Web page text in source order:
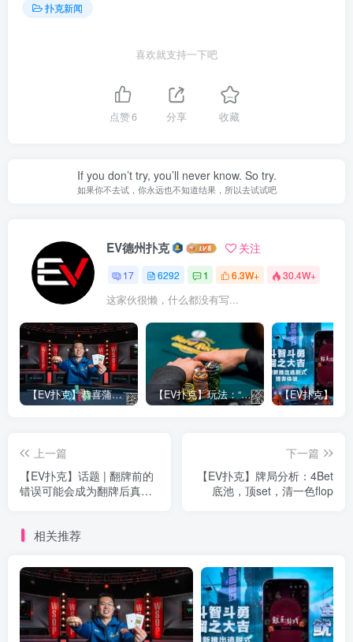
扑克新闻
喜欢就支持一下吧
点赞6 分享 收藏
If you don’t try, you’ll never know. So try.
如果你不去试，你永远也不知道结果，所以去试试吧
EV德州扑克 关注
17 6292 1 6.3W+ 30.4W+
这家伙很懒，什么都没有写...
【EV扑克】恭喜蒲蔚然赛事#65夺冠，收获国人2023WSOP第六条金手链，奖金93万刀！ 【EV扑克】玩法：“松弱鱼/松凶鱼打法”的基本攻略
上一篇
【EV扑克】话题 | 翻牌前的
错误可能会成为翻牌后真正
下一篇
【EV扑克】牌局分析：4Bet
底池，顶set，清一色flop
相关推荐